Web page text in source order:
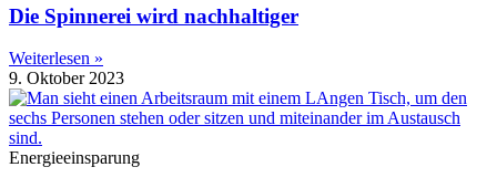
Die Spinnerei wird nachhaltiger
Weiterlesen »
9. Oktober 2023
Energieeinsparung